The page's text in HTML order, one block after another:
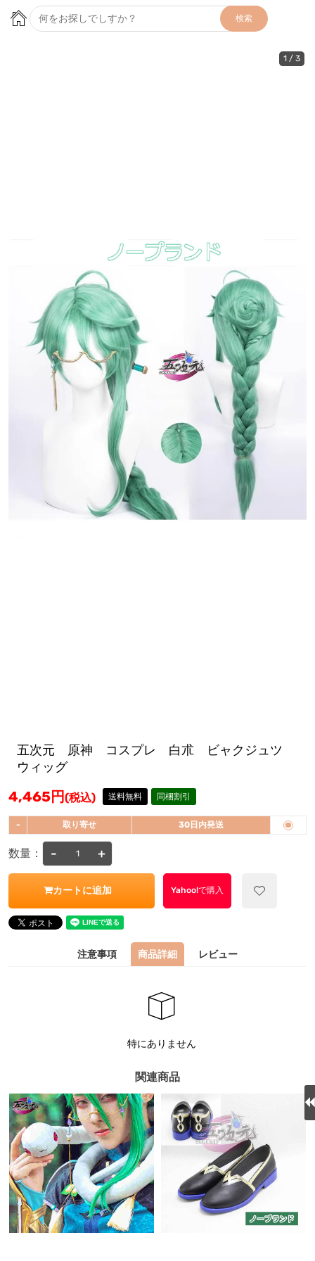
検索
1 / 3
五次元 原神 コスプレ 白朮 ビャクジュツ
ウィッグ
4,465円(税込) 送料無料 同梱割引
- 取り寄せ 30日内発送
数量： - +
カートに追加 Yahoo!で購入
注意事項 商品詳細 レビュー
特にありません
関連商品